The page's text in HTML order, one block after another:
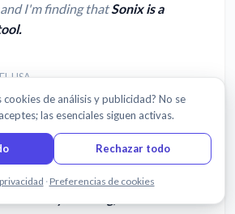
I'm finding thatSonix is a
USA
Chatea con nosotros
de análisis y publicidad? No se
las esenciales siguen activas.
Rechazar todo
· Preferencias de cookies